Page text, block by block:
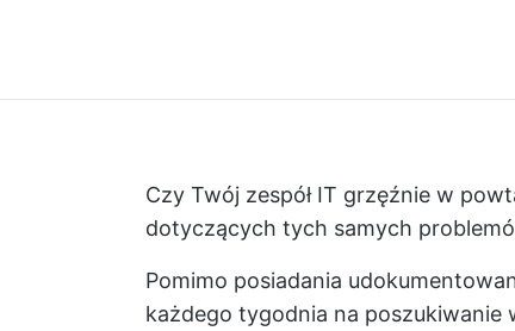
Czy Twój zespół IT grzęźnie w
dotyczących tych samych
Pomimo posiadania
każdego tygodnia na poszukiwanie